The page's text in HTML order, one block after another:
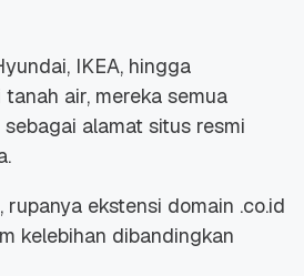
IKEA, hingga
air, mereka semua
alamat situs resmi
rupanya ekstensi domain .co.id
kelebihan dibandingkan